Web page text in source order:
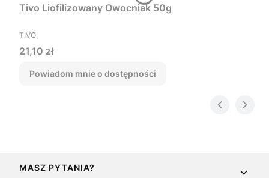
Tivo Liofilizowany Owocniak 50g
PRODUCENT
TIVO
Cena
21,10 zł
Powiadom mnie o dostępności
Linki w stopce
MASZ PYTANIA?